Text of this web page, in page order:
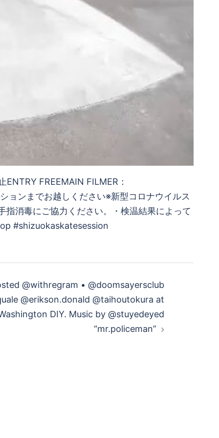
FREEMAIN FILMER：
ョンまでお越しください※新型コロナウイルス
消毒にご協力ください。・検温結果によって
#shizuokaskatesession
@withregram • @doomsayersclub
@erikson.donald @taihoutokura at
DIY. Music by @stuyedeyed
“mr.policeman”